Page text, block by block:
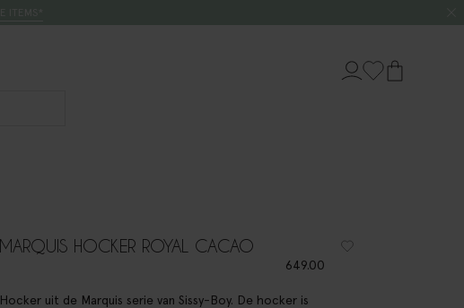
MARQUIS HOCKER ROYAL CACAO
649.00
Hocker uit de Marquis serie van Sissy-Boy. De hocker is